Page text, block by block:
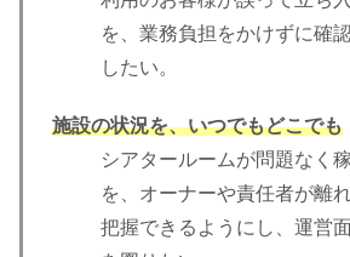
を、業務負担をかけずに確
したい。
施設の状況を、いつでもどこでも
シアタールームが問題なく
を、オーナーや責任者が離
把握できるようにし、運営